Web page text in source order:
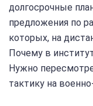
долгосрочные
предложения по
которых, на
Почему в
Нужно
тактику на